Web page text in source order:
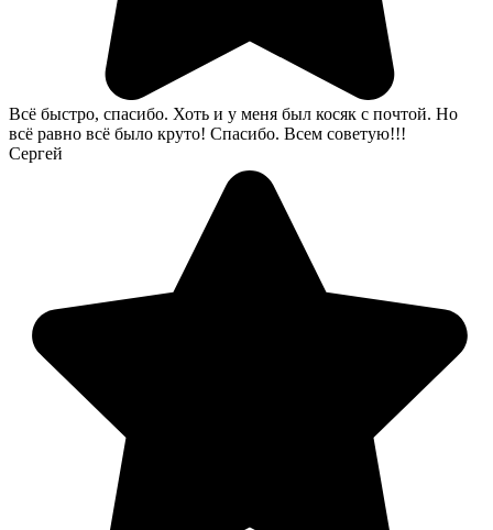
Всё быстро, спасибо. Хоть и у меня был косяк с почтой. Но
всё равно всё было круто! Спасибо. Всем советую!!!
Сергей